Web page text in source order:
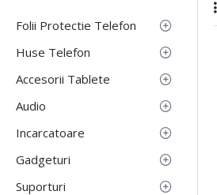
Folii Protectie Telefon
Huse Telefon
Accesorii Tablete
Audio
Incarcatoare
Gadgeturi
Suporturi